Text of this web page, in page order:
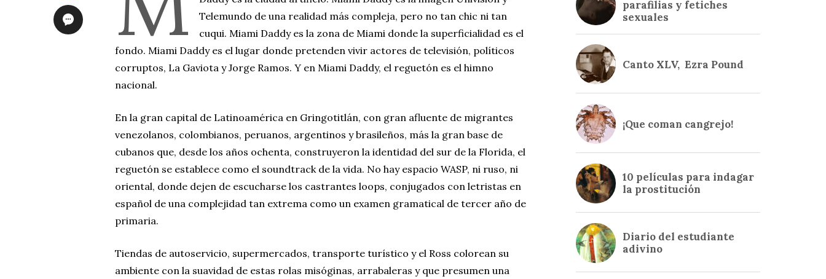
Telemundo de una realidad más compleja, pero no tan chic ni tan
cuqui. Miami Daddy es la zona de Miami donde la superficialidad es el
fondo. Miami Daddy es el lugar donde pretenden vivir actores de televisión, políticos
corruptos, La Gaviota y Jorge Ramos. Y en Miami Daddy, el reguetón es el himno
nacional.
En la gran capital de Latinoamérica en Gringotitlán, con gran afluente de migrantes
venezolanos, colombianos, peruanos, argentinos y brasileños, más la gran base de
cubanos que, desde los años ochenta, construyeron la identidad del sur de la Florida, el
reguetón se establece como el soundtrack de la vida. No hay espacio WASP, ni ruso, ni
oriental, donde dejen de escucharse los castrantes loops, conjugados con letristas en
español de una complejidad tan extrema como un examen gramatical de tercer año de
primaria.
Tiendas de autoservicio, supermercados, transporte turístico y el Ross colorean su
ambiente con la suavidad de estas rolas misóginas, arrabaleras y que presumen una